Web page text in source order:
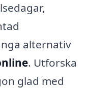
alternativ
. Utforska
glad med